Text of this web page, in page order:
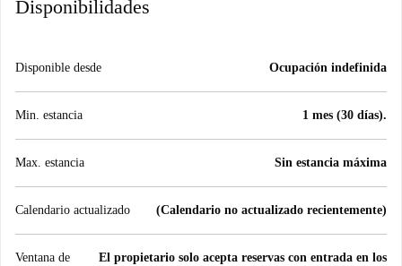
Disponibilidades
Disponible desde Ocupación indefinida
Min. estancia 1 mes (30 días).
Max. estancia Sin estancia máxima
Calendario actualizado (Calendario no actualizado recientemente)
Ventana de
El propietario solo acepta reservas con entrada en los